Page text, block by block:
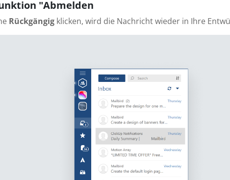
"Abmelden
Rückgängig klicken, wird die Nachricht wieder in Ihre